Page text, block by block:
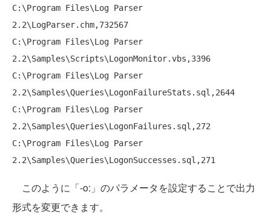
C:\Program Files\Log Parser
2.2\LogParser.chm,732567
C:\Program Files\Log Parser
2.2\Samples\Scripts\LogonMonitor.vbs,3396
C:\Program Files\Log Parser
2.2\Samples\Queries\LogonFailureStats.sql,2644
C:\Program Files\Log Parser
2.2\Samples\Queries\LogonFailures.sql,272
C:\Program Files\Log Parser
このように「-o:」のパラメータを設定することで出力
形式を変更できます。